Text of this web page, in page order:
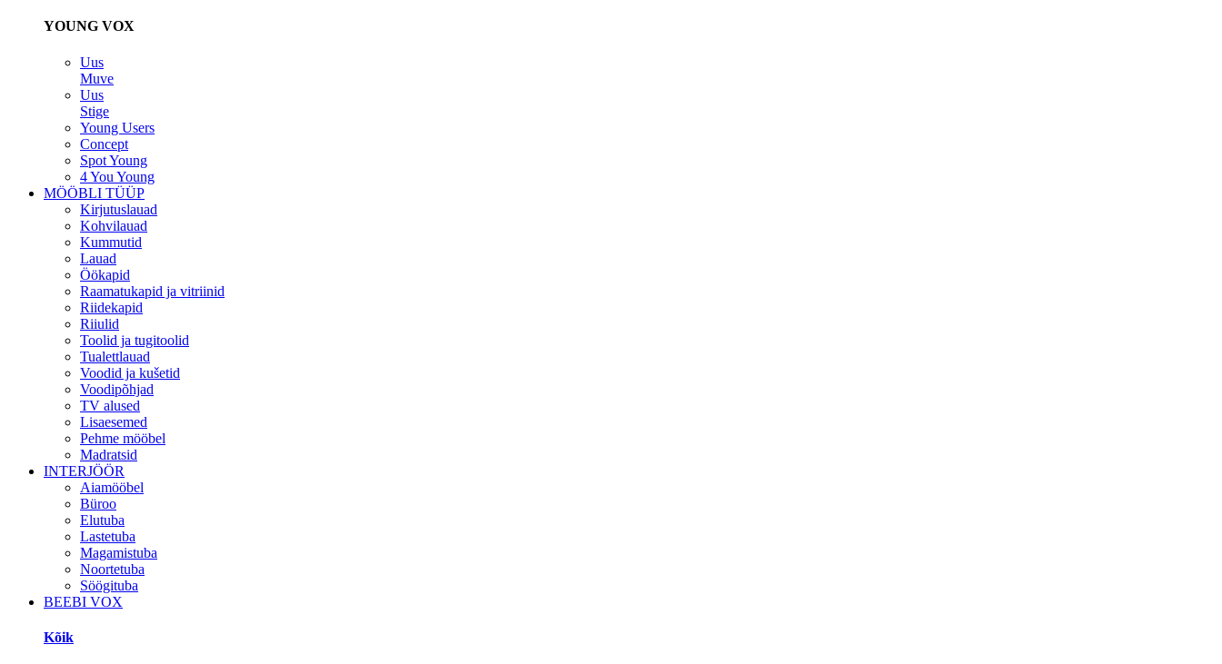
YOUNG VOX
Uus
Muve
Uus
Stige
Young Users
Concept
Spot Young
4 You Young
MÖÖBLI TÜÜP
Kirjutuslauad
Kohvilauad
Kummutid
Lauad
Öökapid
Raamatukapid ja vitriinid
Riidekapid
Riiulid
Toolid ja tugitoolid
Tualettlauad
Voodid ja kušetid
Voodipõhjad
TV alused
Lisaesemed
Pehme mööbel
Madratsid
INTERJÖÖR
Aiamööbel
Büroo
Elutuba
Lastetuba
Magamistuba
Noortetuba
Söögituba
BEEBI VOX
Kõik